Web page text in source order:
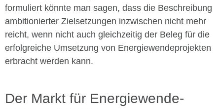
formuliert könnte man sagen, dass die Beschreibung
ambitionierter Zielsetzungen inzwischen nicht mehr
reicht, wenn nicht auch gleichzeitig der Beleg für die
erfolgreiche Umsetzung von Energiewendeprojekten
erbracht werden kann.
Der Markt für Energiewende-